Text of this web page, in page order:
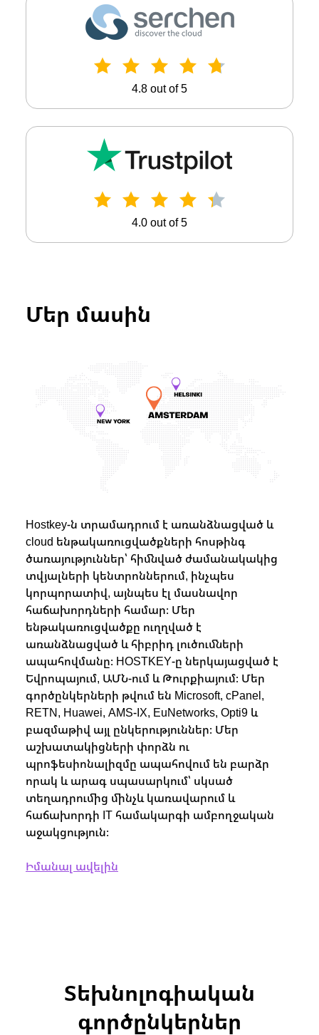
4.8 out of 5
4.0 out of 5
Մեր մասին
Hostkey-ն տրամադրում է առանձնացված և
cloud ենթակառուցվածքների հոսթինգ
ծառայություններ՝ հիմնված ժամանակակից
տվյալների կենտրոններում, ինչպես
կորպորատիվ, այնպես էլ մասնավոր
հաճախորդների համար։ Մեր
ենթակառուցվածքը ուղղված է
առանձնացված և հիբրիդ լուծումների
ապահովմանը։ HOSTKEY-ը ներկայացված է
Եվրոպայում, ԱՄՆ-ում և Թուրքիայում։ Մեր
գործընկերների թվում են Microsoft, cPanel,
RETN, Huawei, AMS-IX, EuNetworks, Opti9 և
բազմաթիվ այլ ընկերություններ։ Մեր
աշխատակիցների փորձն ու
պրոֆեսիոնալիզմը ապահովում են բարձր
որակ և արագ սպասարկում՝ սկսած
տեղադրումից մինչև կառավարում և
հաճախորդի IT համակարգի ամբողջական
աջակցություն։
Իմանալ ավելին
Տեխնոլոգիական
գործընկերներ